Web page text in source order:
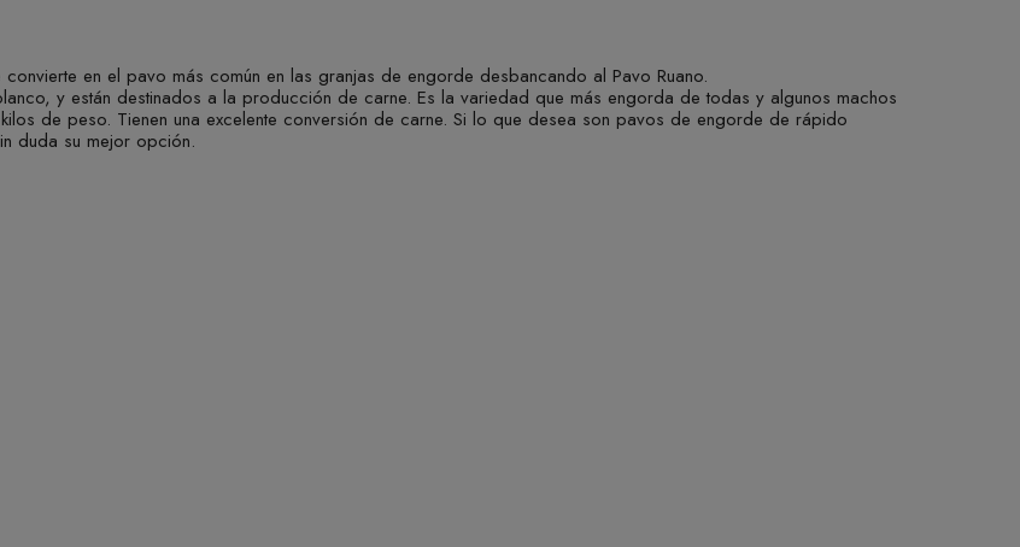
en el pavo más común en las granjas de engorde desbancando al Pavo Ruano.
y están destinados a la producción de carne. Es la variedad que más engorda de todas y algunos machos
de peso. Tienen una excelente conversión de carne. Si lo que desea son pavos de engorde de rápido
duda su mejor opción.